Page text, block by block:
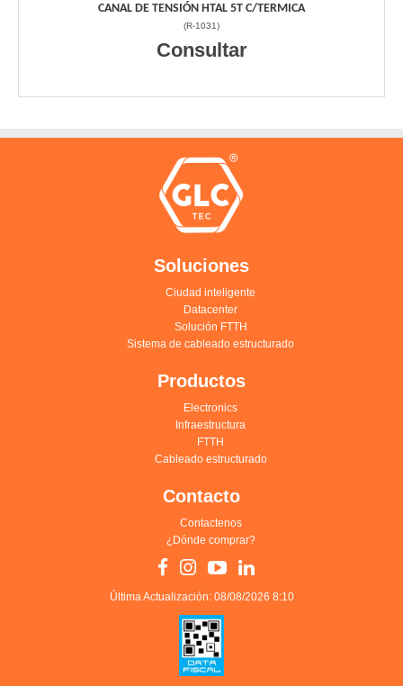
CANAL DE TENSIÓN HTAL 5T C/TERMICA
(R-1031)
Consultar
Soluciones
Ciudad inteligente
Datacenter
Solución FTTH
Sistema de cableado estructurado
Productos
Electronics
Infraestructura
FTTH
Cableado estructurado
Contacto
Contactenos
¿Dónde comprar?
Última Actualización: 08/08/2026 8:10